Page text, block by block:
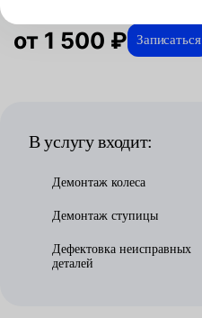
Краснодар
от 1 500 ₽ Записаться
В услугу входит:
Демонтаж колеса
Демонтаж ступицы
Дефектовка неисправных
деталей